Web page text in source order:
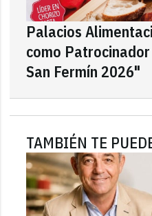
Palacios
como
San Fermín 2026"
TAMBIÉN TE